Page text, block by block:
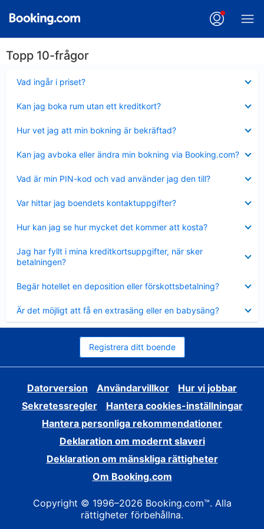
Topp 10-frågor
Vad ingår i priset?
mindre
Kan jag boka rum utan ett kreditkort?
mindre
Hur vet jag att min bokning är bekräftad?
mindre
Kan jag avboka eller ändra min bokning via Booking.com?
mindre
Vad är min PIN-kod och vad använder jag den till?
mindre
Var hittar jag boendets kontaktuppgifter?
mindre
Hur kan jag se hur mycket det kommer att kosta?
mindre
Jag har fyllt i mina kreditkortsuppgifter, när sker
betalningen?
mindre
Begär hotellet en deposition eller förskottsbetalning?
mindre
Är det möjligt att få en extrasäng eller en babysäng?
mindre
Registrera ditt boende
Datorversion Användarvillkor
Hur vi jobbar
Sekretessregler
Hantera cookies-inställningar
Hantera personliga rekommendationer
Deklaration om modernt slaveri
Deklaration om mänskliga rättigheter
Om Booking.com
Copyright © 1996–2026 Booking.com™. Alla
rättigheter förbehållna.